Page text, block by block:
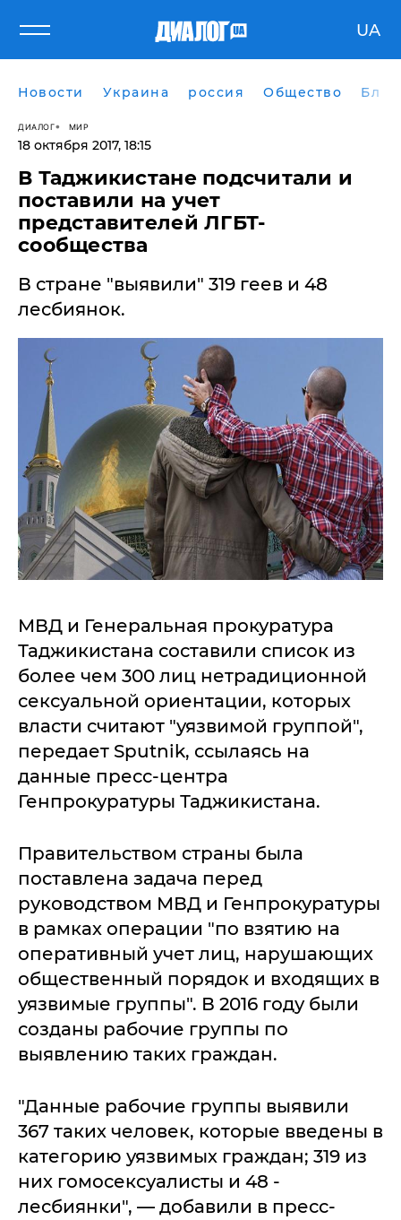
UA
Новости Украина россия Общество
ДИАЛОГ МИР
18 октября 2017, 18:15
В Таджикистане подсчитали и
поставили на учет
представителей ЛГБТ-
сообщества
В стране "выявили" 319 геев и 48
лесбиянок.
МВД и Генеральная прокуратура
Таджикистана составили список из
более чем 300 лиц нетрадиционной
сексуальной ориентации, которых
власти считают "уязвимой группой",
передает Sputnik, ссылаясь на
данные пресс-центра
Генпрокуратуры Таджикистана.
Правительством страны была
поставлена задача перед
руководством МВД и Генпрокуратуры
в рамках операции "по взятию на
оперативный учет лиц, нарушающих
общественный порядок и входящих в
уязвимые группы". В 2016 году были
созданы рабочие группы по
выявлению таких граждан.
"Данные рабочие группы выявили
367 таких человек, которые введены в
категорию уязвимых граждан; 319 из
них гомосексуалисты и 48 -
лесбиянки", — добавили в пресс-